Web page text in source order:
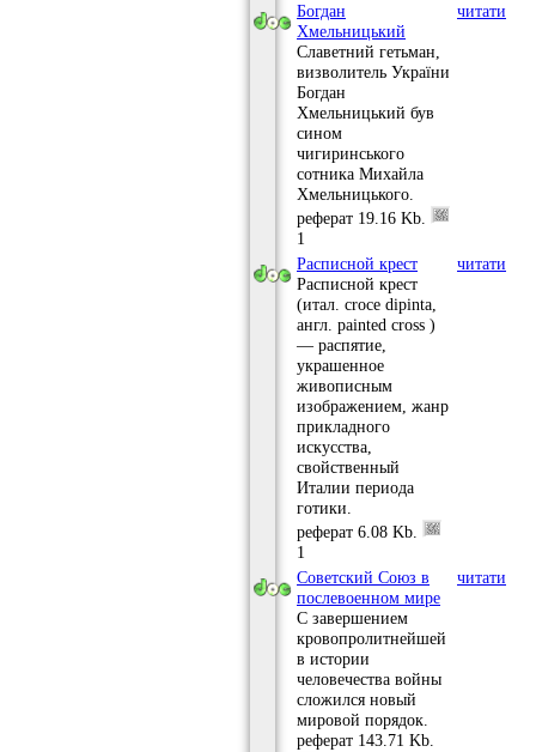
Богдан
Хмельницький
Славетний гетьман,
визволитель України
Богдан
Хмельницький був
сином
чигиринського
сотника Михайла
Хмельницького.
реферат 19.16 Kb.
1
читати
Расписной крест
Расписной крест
(итал. croce dipinta,
англ. painted cross )
— распятие,
украшенное
живописным
изображением, жанр
прикладного
искусства,
свойственный
Италии периода
готики.
реферат 6.08 Kb.
1
читати
Советский Союз в
послевоенном мире
С завершением
кровопролитнейшей
в истории
человечества войны
сложился новый
мировой порядок.
реферат 143.71 Kb.
читати